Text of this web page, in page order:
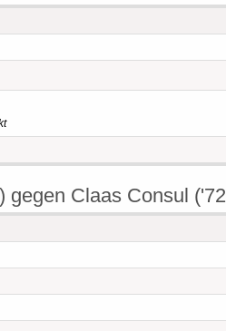
gegen Claas Consul